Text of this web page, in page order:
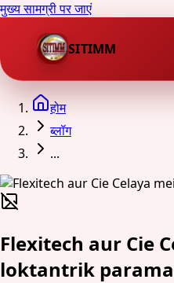
मुख्य सामग्री पर जाएं
SITIMM
होम
ब्लॉग
...
Flexitech aur Cie
loktantrik